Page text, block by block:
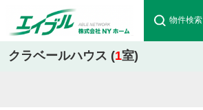
物件検索
クラベールハウス (1室)